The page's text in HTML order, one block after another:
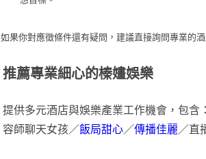
如果你對應徵條件還有疑問，建議直接詢問專業的
推薦專業細心的榛嫿娛樂
提供多元酒店與娛樂產業工作機會，包
容師聊天女孩／飯局甜心／傳播佳麗／直